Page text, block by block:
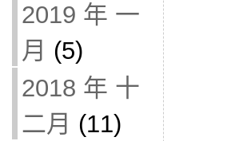
2019 年 一
月 (5)
2018 年 十
二月 (11)